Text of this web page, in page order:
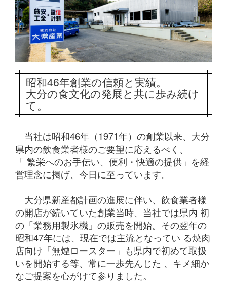
昭和46年創業の信頼と実績。
大分の食文化の発展と共に歩み続け
て。
当社は昭和46年（1971年）の創業以来、大分
県内の飲食業者様のご要望に応えるべく、
「 繁栄へのお手伝い、便利・快適の提供」を経
営理念に掲げ、今日に至っています。
大分県新産都計画の進展に伴い、飲食業者様
の開店が続いていた創業当時、当社では県内 初
の「業務用製氷機」の販売を開始。その翌年の
昭和47年には、現在では主流となってい る焼肉
店向け「無煙ロースター」も県内で初めて取扱
いを開始する等、常に一歩先んじた 、キメ細か
なご提案を心がけて参りました。